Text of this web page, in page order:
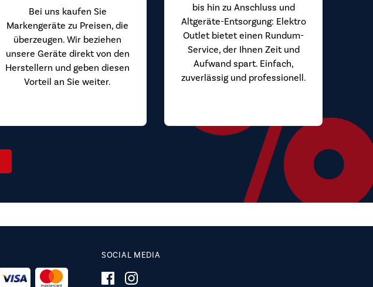
Bei uns kaufen Sie
Markengeräte zu Preisen, die
überzeugen. Wir beziehen
unsere Geräte direkt von den
Herstellern und geben diesen
Vorteil an Sie weiter.
bis hin zu Anschluss und
Altgeräte-Entsorgung: Elektro
Outlet bietet einen Rundum-
Service, der Ihnen Zeit und
Aufwand spart. Einfach,
zuverlässig und professionell.
SOCIAL MEDIA